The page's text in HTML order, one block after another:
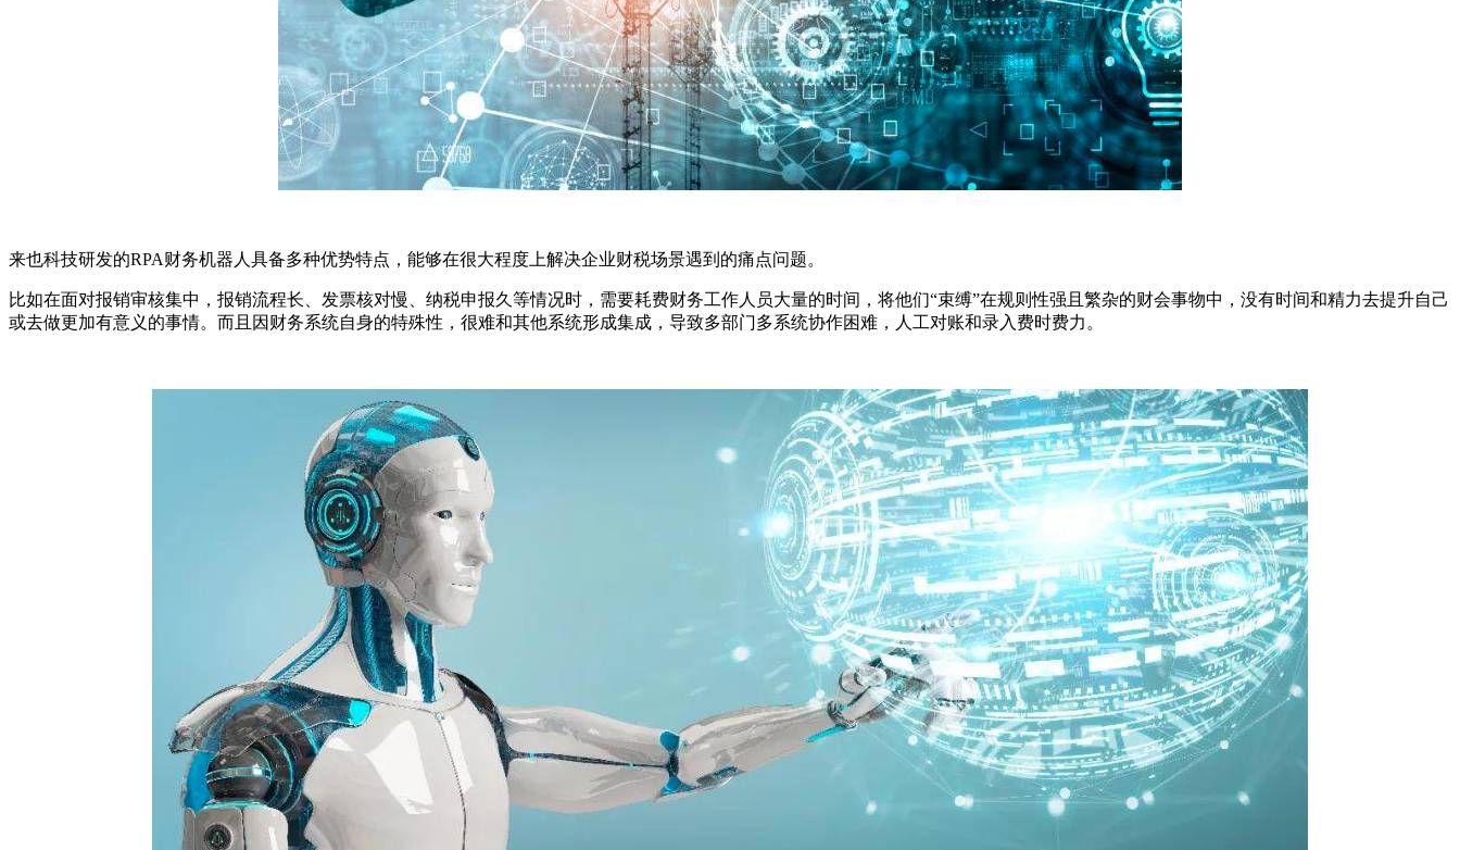
来也科技研发的RPA财务机器人具备多种优势特点，能够在很大程度上解决企业财税场景遇到的痛点问题。
比如在面对报销审核集中，报销流程长、发票核对慢、纳税申报久等情况时，需要耗费财务工作人员大量的时间，将他们“束缚”在规则性强且繁杂的财会事物中，没有时间和精力去提升自己
或去做更加有意义的事情。而且因财务系统自身的特殊性，很难和其他系统形成集成，导致多部门多系统协作困难，人工对账和录入费时费力。